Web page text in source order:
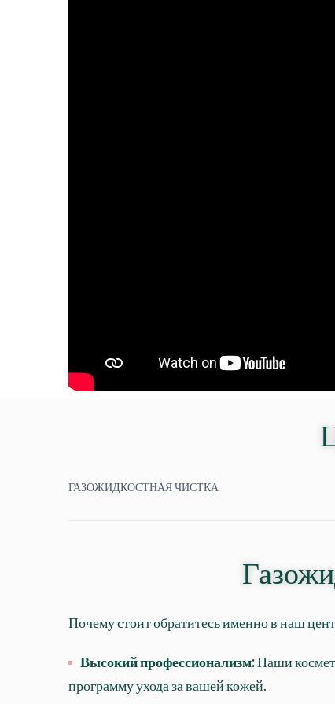
ГАЗОЖИДКОСТНАЯ ЧИСТКА
Почему стоит обратитесь именно в наш
Высокий профессионализм:Наши
программу ухода за вашей кожей.